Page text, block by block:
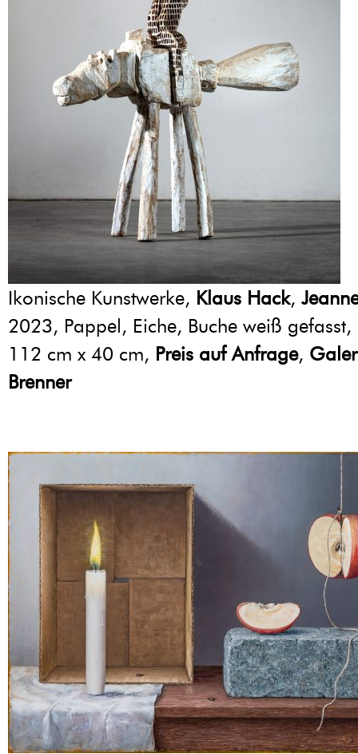
Ikonische Kunstwerke, Klaus Hack,
2023, Pappel, Eiche, Buche weiß
112 cm x 40 cm, Preis auf Anfrage,
Brenner